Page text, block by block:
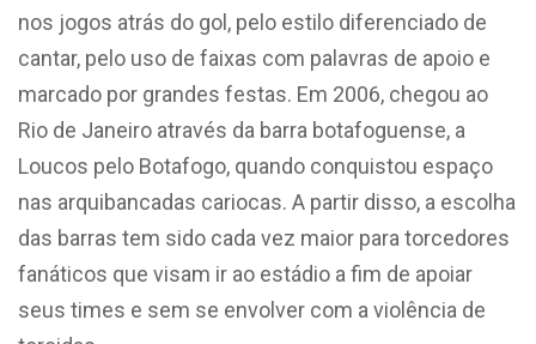
nos jogos atrás do gol, pelo estilo diferenciado de
cantar, pelo uso de faixas com palavras de apoio e
marcado por grandes festas. Em 2006, chegou ao
Rio de Janeiro através da barra botafoguense, a
Loucos pelo Botafogo, quando conquistou espaço
nas arquibancadas cariocas. A partir disso, a escolha
das barras tem sido cada vez maior para torcedores
fanáticos que visam ir ao estádio a fim de apoiar
seus times e sem se envolver com a violência de